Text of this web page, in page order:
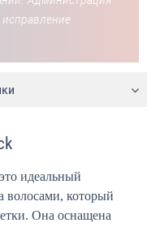
идеальный
волосами, который
Она оснащена